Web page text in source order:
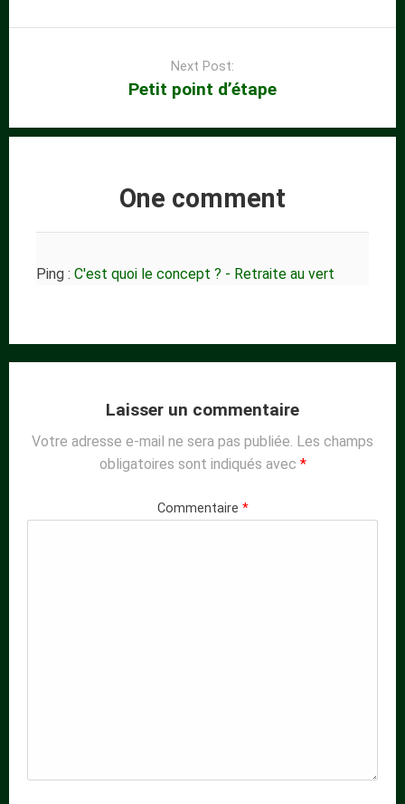
Next Post:
Petit point d’étape
One comment
Ping : C'est quoi le concept ? - Retraite au vert
Laisser un commentaire
Votre adresse e-mail ne sera pas publiée. Les champs
obligatoires sont indiqués avec *
Commentaire *